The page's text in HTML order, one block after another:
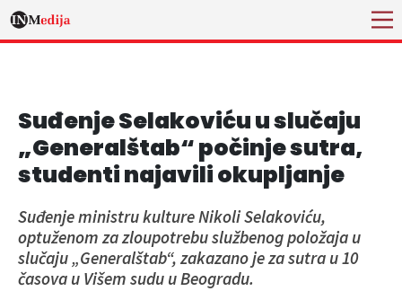
Suđenje Selakoviću u slučaju
„Generalštab“ počinje sutra,
studenti najavili okupljanje
Suđenje ministru kulture Nikoli Selakoviću,
optuženom za zloupotrebu službenog položaja u
slučaju „Generalštab“, zakazano je za sutra u 10
časova u Višem sudu u Beogradu.